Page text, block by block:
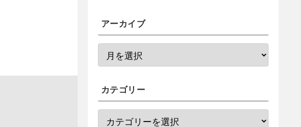
アーカイブ
カテゴリー